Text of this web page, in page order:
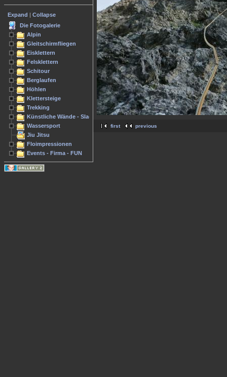
Expand
Collapse
Die Fotogalerie
Alpin
Gleitschirmfliegen
Eisklettern
Felsklettern
Schitour
Berglaufen
Höhlen
Klettersteige
Trekking
Künstliche Wände - Slacken
Wassersport
Jiu Jitsu
Floimpressionen
Events - Firma - FUN
first previous